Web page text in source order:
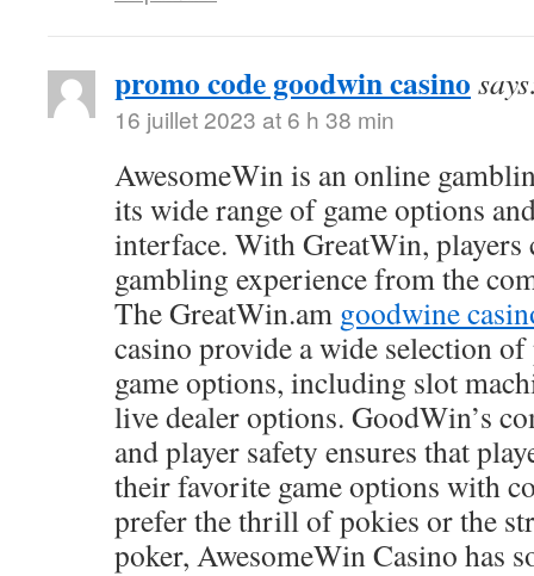
promo code goodwin casino
16 juillet 2023 at 6 h 38 min
AwesomeWin is an online
its wide range of game options
interface. With GreatWin, players
gambling experience from the
The GreatWin.am goodwine
casino provide a wide selection
game options, including slot
live dealer options. GoodWin’s
and player safety ensures that
their favorite game options with
prefer the thrill of pokies or the
poker, AwesomeWin Casino has